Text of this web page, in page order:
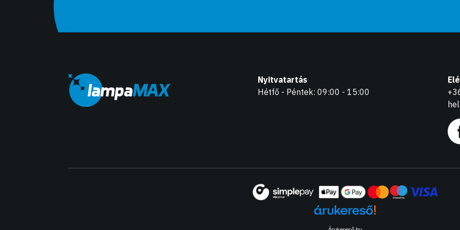
Nyitvatartás
Hétfő - Péntek: 09:00 - 15:00